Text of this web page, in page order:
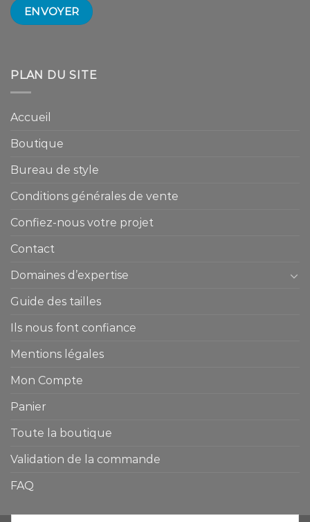
PLAN DU SITE
Accueil
Boutique
Bureau de style
Conditions générales de vente
Confiez-nous votre projet
Contact
Domaines d’expertise
Guide des tailles
Ils nous font confiance
Mentions légales
Mon Compte
Panier
Toute la boutique
Validation de la commande
FAQ